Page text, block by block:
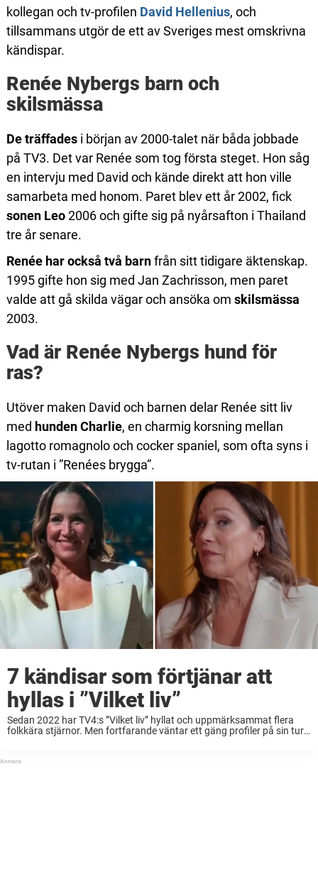
kollegan och tv-profilen David Hellenius, och
tillsammans utgör de ett av Sveriges mest omskrivna
kändispar.
Renée Nybergs barn och
skilsmässa
De träffadesi början av 2000-talet när båda jobbade
på TV3. Det var Renée som tog första steget. Hon såg
en intervju med David och kände direkt att hon ville
samarbeta med honom. Paret blev ett år 2002, fick
sonen Leo2006 och gifte sig på nyårsafton i Thailand
tre år senare.
Renée har också två barnfrån sitt tidigare äktenskap.
1995 gifte hon sig med Jan Zachrisson, men paret
valde att gå skilda vägar och ansöka om skilsmässa
2003.
Vad är Renée Nybergs hund för
ras?
Utöver maken David och barnen delar Renée sitt liv
med hundenCharlie, en charmig korsning mellan
lagotto romagnolo och cocker spaniel, som ofta syns i
tv-rutan i ”Renées brygga”.
7 kändisar som förtjänar att
hyllas i ”Vilket liv”
Sedan 2022 har TV4:s ”Vilket liv” hyllat och uppmärksammat flera
folkkära stjärnor. Men fortfarande väntar ett gäng profiler på sin tur